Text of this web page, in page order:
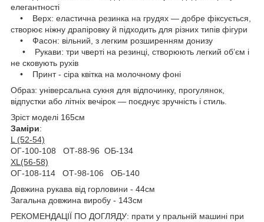
елегантності
• Верх: еластична резинка на грудях — добре фіксується,
створює ніжну драпіровку й підходить для різних типів фігури
• Фасон: вільний, з легким розширенням донизу
• Рукави: три чверті на резинці, створюють легкий об’єм і
не сковують рухів
• Принт - сіра квітка на молочному фоні
Образ: універсальна сукня для відпочинку, прогулянок,
відпустки або літніх вечірок — поєднує зручність і стиль.
Зріст моделі 165см
Заміри:
L (52-54)
ОГ-100-108 ОТ-88-96 ОБ-134
XL(56-58)
ОГ-108-114 ОТ-98-106 ОБ-140
Довжина рукава від горловини - 44см
Загальна довжина виробу - 143см
РЕКОМЕНДАЦІЇ ПО ДОГЛЯДУ: прати у пральній машині при